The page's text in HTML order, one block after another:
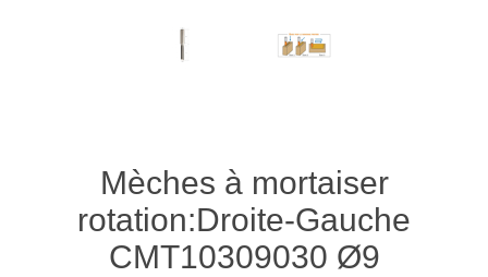
Mèches à mortaiser
rotation:Droite-Gauche
CMT10309030 Ø9